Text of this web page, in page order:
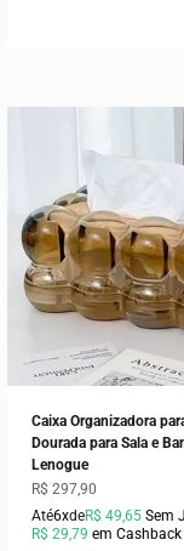
Caixa Organizadora
Dourada para Sala e
Lenogue
Preço promocional
R$ 297,90
Até6xdeR$ 49,65 Sem
R$ 29,79 em Cashback